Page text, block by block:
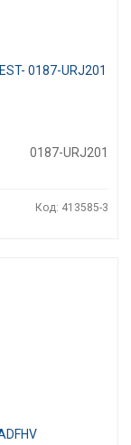
0187-URJ201
0187-URJ201
Код: 413585-3